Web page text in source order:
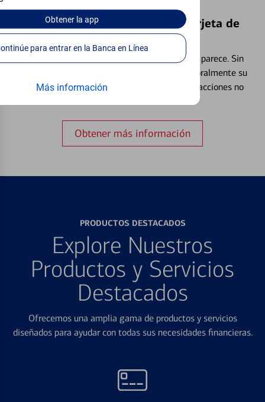
Obtenerla app
Continúe para entrar en la Banca en Línea
Más información
Bloquear y Desbloquear una Tarjeta de
Débito⁴
Extraviar una tarjeta es más común de lo que parece. Sin
embargo, puede bloquear y desbloquear temporalmente su
tarjeta de débito para ayudar a prevenir transacciones no
Obtener más información
PRODUCTOS DESTACADOS
Explore Nuestros
Productos y Servicios
Destacados
Ofrecemos una amplia gama de productos y servicios
diseñados para ayudar con todas sus necesidades financieras.